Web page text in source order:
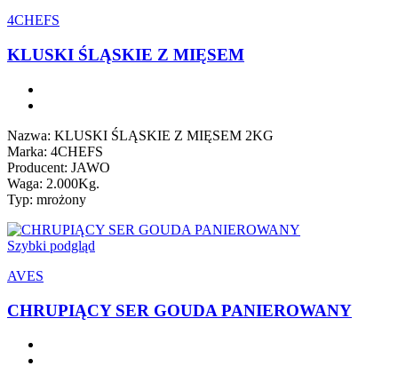
4CHEFS
KLUSKI ŚLĄSKIE Z MIĘSEM
Nazwa: KLUSKI ŚLĄSKIE Z MIĘSEM 2KG
Marka: 4CHEFS
Producent: JAWO
Waga: 2.000Kg.
Typ: mrożony
Szybki podgląd
AVES
CHRUPIĄCY SER GOUDA PANIEROWANY